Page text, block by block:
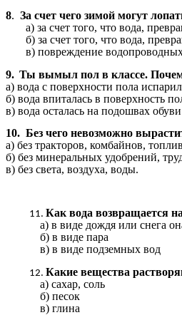
8. За счет чего зимой могут
а) за счет того, что вода,
б) за счет того, что вода,
в) повреждение водопроводных
9. Ты вымыл пол в классе.
а) вода с поверхности пола
б) вода впиталась в поверхность
в) вода осталась на подошвах
10. Без чего невозможно
а) без тракторов, комбайнов,
б) без минеральных удобрений,
в) без света, воздуха, воды.
Как вода возвращается
а) в виде дождя или снега
б) в виде пара
в) в виде подземных вод
Какие вещества
а) сахар, соль
б) песок
в) глина